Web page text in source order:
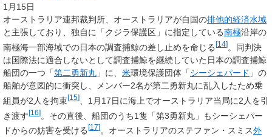
1月15日
オーストラリア連邦裁判所、オーストラリアが自国の排他的経済水域
と主張しており、独自に「クジラ保護区」に指定している南極沿岸の
南極海一部海域での日本の調査捕鯨の差し止めを命じる [14] 。同判決
は国際法に適合しないとして調査捕鯨を継続していた日本の調査捕鯨
船団の一つ「第二勇新丸 」に、 米環境保護団体「シーシェパード 」の
船舶が意図的に衝突し、メンバー2名が第二勇新丸に乱入したため乗
組員が2人を拘束[15]
、1月17日に海上でオーストラリア当局に2人を引
き渡す[16]。その直後、船団のうち1隻「第3勇新丸」もシーシェパー
ドからの妨害を受ける [17] 。オーストラリアのステファン・スミス外